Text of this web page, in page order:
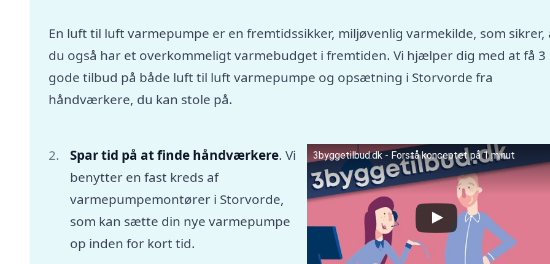
En luft til luft varmepumpe er en fremtidssikker, miljøvenlig varmekilde, som sikrer,
du også har et overkommeligt varmebudget i fremtiden. Vi hjælper dig med at få 3
gode tilbud på både luft til luft varmepumpe og opsætning i Storvorde fra
håndværkere, du kan stole på.
Spar tid på at finde håndværkere. Vi
benytter en fast kreds af
varmepumpemontører i Storvorde,
som kan sætte din nye varmepumpe
op inden for kort tid.
3byggetilbud.dk - Forstå konceptet på 1 minut